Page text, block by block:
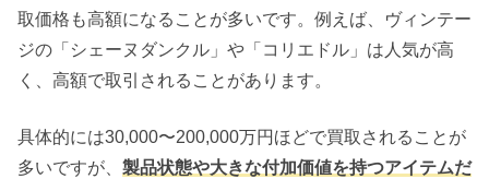
取価格も高額になることが多いです。例えば、ヴィンテー
ジの「シェーヌダンクル」や「コリエドル」は人気が高
く、高額で取引されることがあります。
具体的には30,000〜200,000万円ほどで買取されることが
多いですが、 製品状態や大きな付加価値を持つアイテムだ